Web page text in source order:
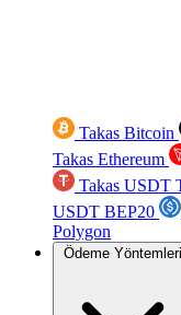
Takas Bitcoin
Takas Ethereum
Takas USDT
USDT BEP20
Polygon
Ödeme Yöntemleri